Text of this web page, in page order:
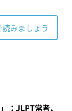
みましょう
：JLPT常考、